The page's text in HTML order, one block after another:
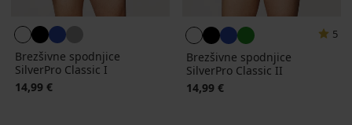
Brezšivne spodnjice
SilverPro Classic I
14,99 €
5
Brezšivne spodnjice
SilverPro Classic II
14,99 €